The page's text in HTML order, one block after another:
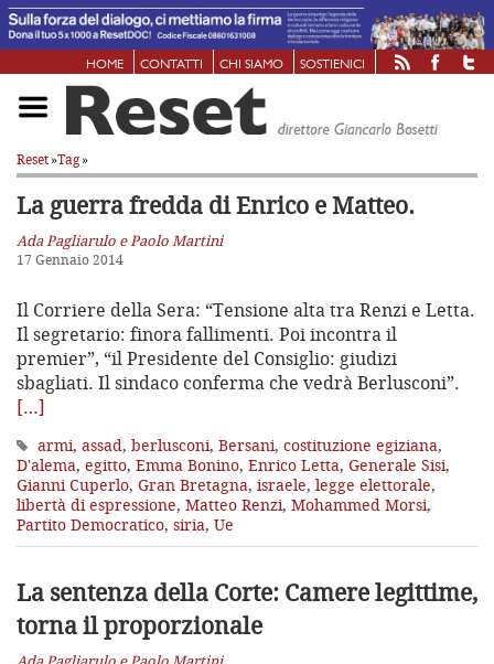
HOME CONTATTI CHI SIAMO SOSTIENICI
Reset»Tag»
La guerra fredda di Enrico e Matteo.
Ada Pagliarulo e Paolo Martini
17 Gennaio 2014
Il Corriere della Sera: “Tensione alta tra Renzi e Letta.
Il segretario: finora fallimenti. Poi incontra il
premier”, “il Presidente del Consiglio: giudizi
sbagliati. Il sindaco conferma che vedrà Berlusconi”.
[…]
armi, assad, berlusconi, Bersani, costituzione egiziana,
D'alema, egitto, Emma Bonino, Enrico Letta, Generale Sisi,
Gianni Cuperlo, Gran Bretagna, israele, legge elettorale,
libertà di espressione, Matteo Renzi, Mohammed Morsi,
Partito Democratico, siria, Ue
La sentenza della Corte: Camere legittime,
torna il proporzionale